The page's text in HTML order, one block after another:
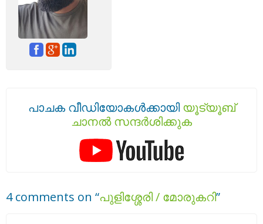
പാചക വീഡിയോകൾക്കായി യൂട്യൂബ്
ചാനൽ സന്ദർശിക്കുക
4 comments on “പുളിശ്ശേരി / മോരുകറി”